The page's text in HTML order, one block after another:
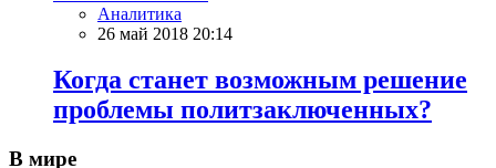
Аналитика
26 май 2018 20:14
Когда станет возможным решение
проблемы политзаключенных?
В мире